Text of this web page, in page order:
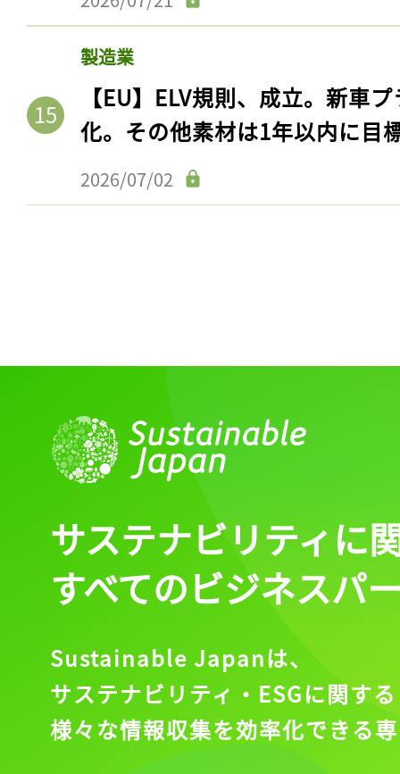
製造業
【EU】ELV規則、成立。新車
化。その他素材は1年以内に目
2026/07/02
サステナビリティに
すべてのビジネスパ
Sustainable Japanは、
サステナビリティ・ESGに関する
様々な情報収集を効率化できる